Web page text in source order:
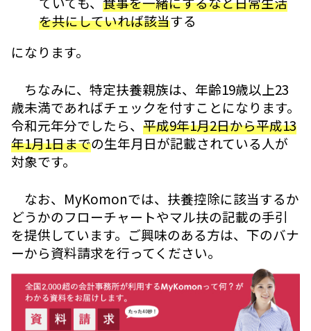
を共にしていれば該当する
になります。
ちなみに、特定扶養親族は、年齢19歳以上23
歳未満であればチェックを付すことになります。
令和元年分でしたら、 平成9年1月2日から平成13
年1月1日までの生年月日が記載されている人が
対象です。
なお、MyKomonでは、扶養控除に該当するか
どうかのフローチャートやマル扶の記載の手引
を提供しています。ご興味のある方は、下のバナ
ーから資料請求を行ってください。